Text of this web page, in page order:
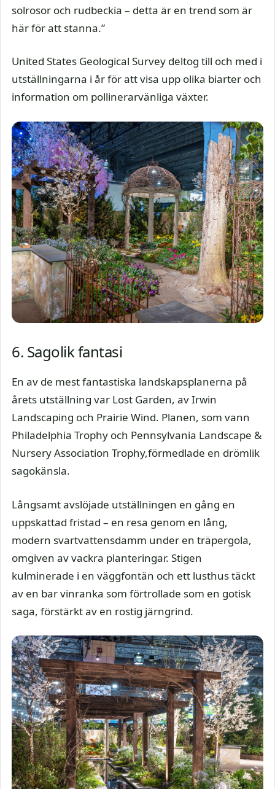
solrosor och rudbeckia – detta är en trend som är
här för att stanna.”
United States Geological Survey deltog till och med i
utställningarna i år för att visa upp olika biarter och
information om pollinerarvänliga växter.
6. Sagolik fantasi
En av de mest fantastiska landskapsplanerna på
årets utställning var Lost Garden, av Irwin
Landscaping och Prairie Wind. Planen, som vann
Philadelphia Trophy och Pennsylvania Landscape &
Nursery Association Trophy,förmedlade en drömlik
sagokänsla.
Långsamt avslöjade utställningen en gång en
uppskattad fristad – en resa genom en lång,
modern svartvattensdamm under en träpergola,
omgiven av vackra planteringar. Stigen
kulminerade i en väggfontän och ett lusthus täckt
av en bar vinranka som förtrollade som en gotisk
saga, förstärkt av en rostig järngrind.